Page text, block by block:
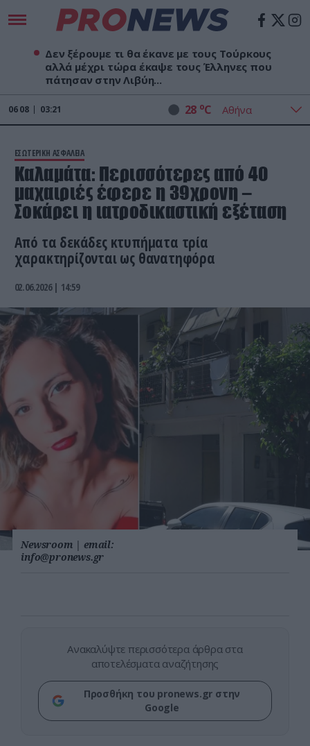
Δεν ξέρουμε τι θα έκανε με τους Τούρκους
αλλά μέχρι τώρα έκαψε τους Έλληνες που
πάτησαν στην Λιβύη...
06 08 03:21 28 oC
ΕΣΩΤΕΡΙΚΗ ΑΣΦΑΛΕΙΑ
Καλαμάτα: Περισσότερες από 40
μαχαιριές έφερε η 39χρονη –
Σοκάρει η ιατροδικαστική εξέταση
Από τα δεκάδες κτυπήματα τρία
χαρακτηρίζονται ως θανατηφόρα
02.06.2026 | 14:59
Newsroom | email:
info@pronews.gr
Ανακαλύψτε περισσότερα άρθρα στα
αποτελέσματα αναζήτησης
Προσθήκη του pronews.gr στην
Google